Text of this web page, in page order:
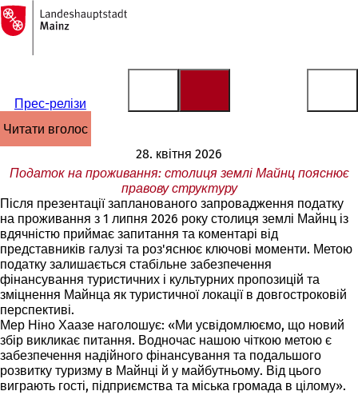
Перейти до змісту
На
головну
сторінку
Прес-релізи
читати вголос
28. квітня 2026
Податок на проживання: столиця землі Майнц пояснює
правову структуру
Після презентації запланованого запровадження податку
на проживання з 1 липня 2026 року столиця землі Майнц із
вдячністю приймає запитання та коментарі від
представників галузі та роз'яснює ключові моменти. Метою
податку залишається стабільне забезпечення
фінансування туристичних і культурних пропозицій та
зміцнення Майнца як туристичної локації в довгостроковій
перспективі.
Мер Ніно Хаазе наголошує: «Ми усвідомлюємо, що новий
збір викликає питання. Водночас нашою чіткою метою є
забезпечення надійного фінансування та подальшого
розвитку туризму в Майнці й у майбутньому. Від цього
виграють гості, підприємства та міська громада в цілому».